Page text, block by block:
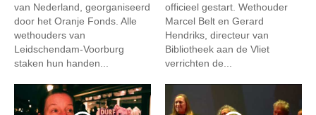
van Nederland, georganiseerd
door het Oranje Fonds. Alle
wethouders van
Leidschendam-Voorburg
staken hun handen...
officieel gestart. Wethouder
Marcel Belt en Gerard
Hendriks, directeur van
Bibliotheek aan de Vliet
verrichten de...